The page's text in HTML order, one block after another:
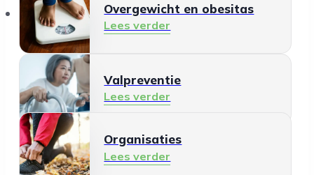
Overgewicht en obesitas
Lees verder
Valpreventie
Lees verder
Gezonde leefomgeving
Lees verder
Organisaties
Organisaties
Lees verder